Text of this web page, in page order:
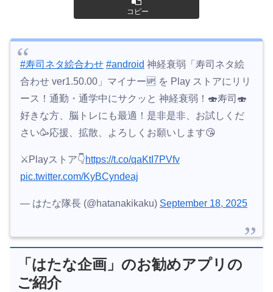
コピー
#寿司ネタ絵合わせ #android 神経衰弱「寿司ネタ絵
合わせ ver1.50.00」マイナー🆙 を Play ストアにリリ
ース！通勤・通学中にサクッと 神経衰弱！🍣寿司🍣
好きな方、脳トレにも最適！是非是非、お試しくだ
さい🥳応援、拡散、よろしくお願いします😘
⚔Playストア👇https://t.co/qaKtI7PVfv
pic.twitter.com/KyBCyndeaj
— はたな隊長 (@hatanakikaku) September 18, 2025
「はたな企画」のお勧めアプリの
ご紹介